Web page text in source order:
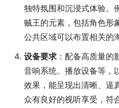
独特氛围和沉浸式体验。
贼王的元素，包括角色形
公共区域可以布置相关的
设备要求 ：配备高质量的
音响系统、播放设备等，
效果，能呈现出清晰、逼
众有良好的视听享受，符